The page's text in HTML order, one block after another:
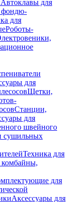
Автоклавы для
для
Роботы-
для
Щетки,
Станции,
для
швейного
сушильных
Техника для
для
Аксессуары для